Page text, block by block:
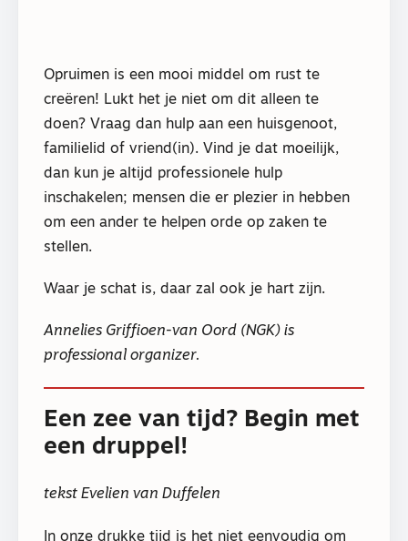
Opruimen is een mooi middel om rust te
creëren! Lukt het je niet om dit alleen te
doen? Vraag dan hulp aan een huisgenoot,
familielid of vriend(in). Vind je dat moeilijk,
dan kun je altijd professionele hulp
inschakelen; mensen die er plezier in hebben
om een ander te helpen orde op zaken te
stellen.
Waar je schat is, daar zal ook je hart zijn.
Annelies Griffioen-van Oord (NGK) is
professional organizer.
Een zee van tijd? Begin met
een druppel!
tekst Evelien van Duffelen
In onze drukke tijd is het niet eenvoudig om